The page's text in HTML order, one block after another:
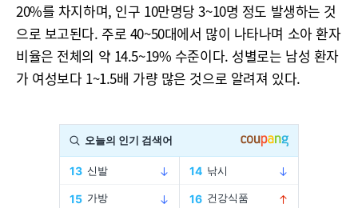
20%를 차지하며, 인구 10만명당 3~10명 정도 발생하는 것
으로 보고된다. 주로 40~50대에서 많이 나타나며 소아 환자
비율은 전체의 약 14.5~19% 수준이다. 성별로는 남성 환자
가 여성보다 1~1.5배 가량 많은 것으로 알려져 있다.